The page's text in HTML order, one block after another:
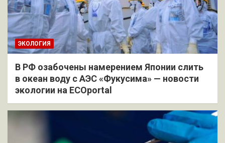
ЭКОЛОГИЯ
В РФ озабочены намерением Японии слить
в океан воду с АЭС «Фукусима» — новости
экологии на ECOportal